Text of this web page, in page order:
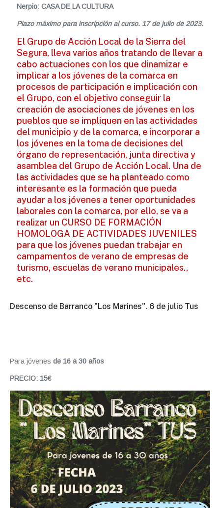
Nerpio: CASA DE LA CULTURA
Plazo máximo para inscripción al curso. 17 de julio de 2023.
El Grupo de Acción Local de la Sierra del
Segura, lleva varios años tratando de llevar a
cabo actuaciones con los que dinamizar e
implicar a los jóvenes de la comarca en
procesos de participación e implicación con
el Grupo, con el objetivo conseguir la
creación de asociaciones de jóvenes en los
pueblos que se impliquen en las actividades
del municipio y de la comarca, e incorporar a
los jóvenes en la toma de decisiones del
órgano de representación, junta directiva y
asamblea del Grupo de Acción Local. Una de
las actividades que se ha planteado como
interesante es la formación que pueda
ayudar a los jóvenes a tener oportunidades
laborales con la comarca, por ello, se va a
realizar un CURSO DE FORMACIÓN
HOMOLOGA DE ACTIVIDADES JUVENILES
para que los jóvenes puedan trabajar en
campamentos de verano de empresas de
turismo, escuelas de verano municipales.,
etc.
Descenso de Barranco "Los Marines". 6 de julio Tus
Para jóvenes de 16 a 30 años
PRECIO: 15€